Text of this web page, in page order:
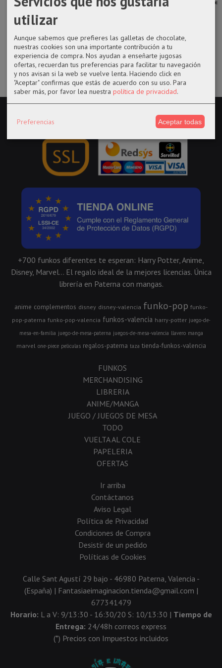
Shikamaru
Yennefer de la
serie The...
Tiny Tina de
1298 Mike con
+700 funkos diferentes te esperan: Harry Potter, Anime,
Disney, Marvel... El regalo ideal de la mejores licencias. Única
librería en Paterna con mangas.
anime complementos disney disney-valencia funko-pop funko-
pop-paterna funko-pop-valencia funkos-valencia harry-potter juego-de-
mesa-en-familia juego-de-mesa-paterna juegos-de-mesa-valencia llavero manga
marvel one-piece peliculas regalos-paterna taza tienda-funkos-valencia
FUNKOS
MERCHANDISING
LIBRERIA
ANIME/MANGA
JUEGO / JUEGOS DE MESA
TODO
VUELTA AL COLE
PAPELERIA
OFERTAS
Ir arriba
Contáctanos
Aviso Legal
Política de Privacidad
Condiciones de Compra
Desistir de un pedido
Políticas de Cookies
Calle Sant Agustí 29 bajo - 46980 Paterna, Valencia -
(España) | Fantasiaeimaginacion.tienda@gmail.com |
677341479
Horario: L a V: 9/13:30 - 16:30/20 S: 10/13:30 | Tiempo de
Entrega: 24/48h correos express
(*) Precios con Impuestos incluidos
utilizar
Aunque sabemos que prefieres las galletas de chocolate,
nuestras cookies son una importante contribución a tu
experiencia de compra. Nos ayudan a enseñarte jugosas
ofertas, recuerdan tus preferencias para facilitar tu navegación
y nos avisan si la web se vuelve lenta. Haciendo click en
"Aceptar" confirmas que estás de acuerdo con su uso. Para
saber más, por favor lea nuestra política de privacidad.
Preferencias Aceptar todas